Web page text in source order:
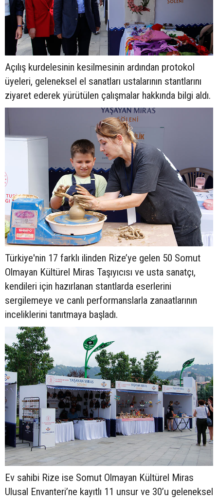
Açılış kurdelesinin kesilmesinin ardından protokol
üyeleri, geleneksel el sanatları ustalarının stantlarını
ziyaret ederek yürütülen çalışmalar hakkında bilgi aldı.
Türkiye'nin 17 farklı ilinden Rize’ye gelen 50 Somut
Olmayan Kültürel Miras Taşıyıcısı ve usta sanatçı,
kendileri için hazırlanan stantlarda eserlerini
sergilemeye ve canlı performanslarla zanaatlarının
inceliklerini tanıtmaya başladı.
Ev sahibi Rize ise Somut Olmayan Kültürel Miras
Ulusal Envanteri’ne kayıtlı 11 unsur ve 30’u geleneksel